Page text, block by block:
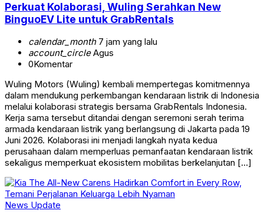
Perkuat Kolaborasi, Wuling Serahkan New
BinguoEV Lite untuk GrabRentals
calendar_month7 jam yang lalu
account_circleAgus
0Komentar
Wuling Motors (Wuling) kembali mempertegas komitmennya
dalam mendukung perkembangan kendaraan listrik di Indonesia
melalui kolaborasi strategis bersama GrabRentals Indonesia.
Kerja sama tersebut ditandai dengan seremoni serah terima
armada kendaraan listrik yang berlangsung di Jakarta pada 19
Juni 2026. Kolaborasi ini menjadi langkah nyata kedua
perusahaan dalam memperluas pemanfaatan kendaraan listrik
sekaligus memperkuat ekosistem mobilitas berkelanjutan […]
News Update